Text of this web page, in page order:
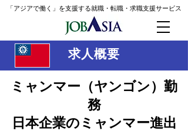
「アジアで働く」を支援する就職・転職・求職支援サービス
ミャンマー（ヤンゴン）勤
務
日本企業のミャンマー進出
求人概要